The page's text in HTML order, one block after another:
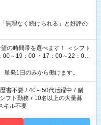
無理なく続けられる」と好評の
00～19：00 ・17：00～22：00
翌6：00 など
発1日のみから働けます。
書不要 / 40～50代活躍中 / 副
シフト勤務 / 10名以上の大量募
キル不要